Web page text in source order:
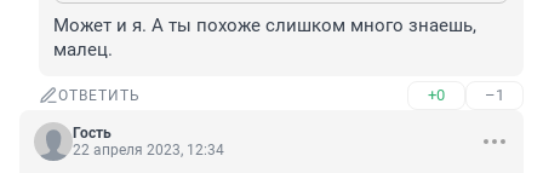
Может и я. А ты похоже слишком много знаешь,
малец.
ОТВЕТИТЬ +0 –1
Гость
22 апреля 2023, 12:34